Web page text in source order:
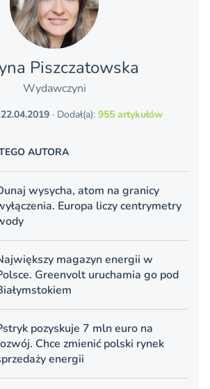
Piszczatowska
Wydawczyni
22.04.2019 · Dodał(a): 955 artykułów
AUTORA
wysycha, atom na granicy
Europa liczy centrymetry
magazyn energii w
Greenvolt uruchamia go pod
pozyskuje 7 mln euro na
Chce zmienić polski rynek
energii